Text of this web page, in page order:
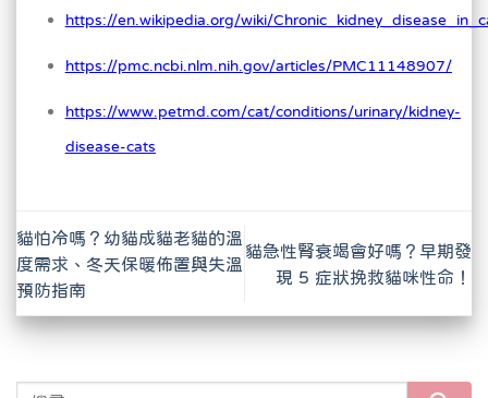
https://en.wikipedia.org/wiki/
https://pmc.ncbi.nlm.nih.gov/articles/PMC11148907/
https://www.petmd.com/cat/conditions/urinary/kidney-
disease-cats
貓怕冷嗎？幼貓成貓老貓的溫
度需求、冬天保暖佈置與失溫
預防指南
貓急性腎衰竭會好嗎？早期發
現 5 症狀挽救貓咪性命！